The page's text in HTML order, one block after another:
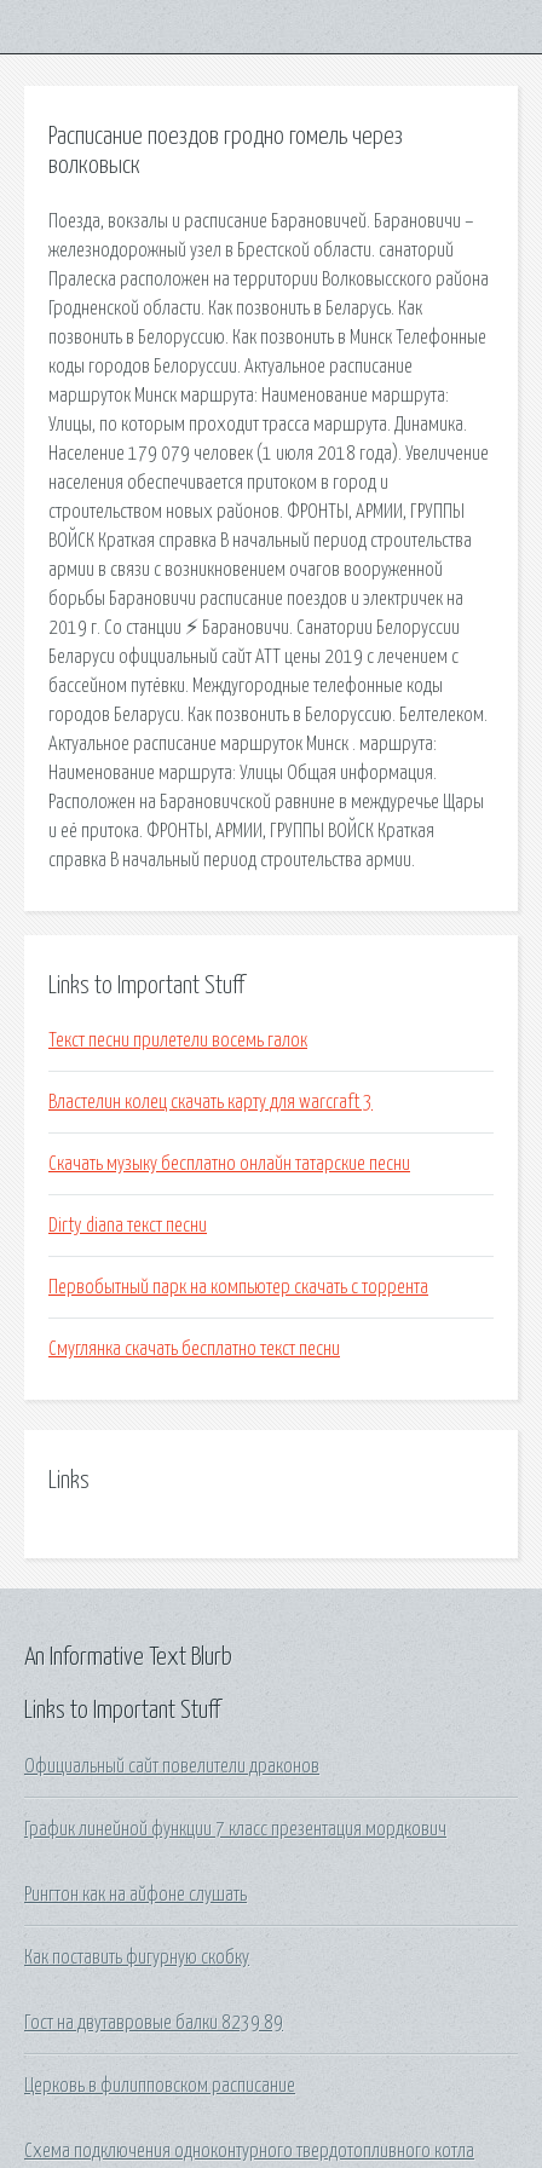
Расписание поездов гродно гомель через
волковыск
Поезда, вокзалы и расписание Барановичей. Барановичи –
железнодорожный узел в Брестской области. санаторий
Пралеска расположен на территории Волковысского района
Гродненской области. Как позвонить в Беларусь. Как
позвонить в Белоруссию. Как позвонить в Минск Телефонные
коды городов Белоруссии. Актуальное расписание
маршруток Минск маршрута: Наименование маршрута:
Улицы, по которым проходит трасса маршрута. Динамика.
Население 179 079 человек (1 июля 2018 года). Увеличение
населения обеспечивается притоком в город и
строительством новых районов. ФРОНТЫ, АРМИИ, ГРУППЫ
ВОЙСК Краткая справка В начальный период строительства
армии в связи с возникновением очагов вооруженной
борьбы Барановичи расписание поездов и электричек на
2019 г. Со станции ⚡ Барановичи. Санатории Белоруссии
Беларуси официальный сайт АТТ цены 2019 с лечением с
бассейном путёвки. Междугородные телефонные коды
городов Беларуси. Как позвонить в Белоруссию. Белтелеком.
Актуальное расписание маршруток Минск . маршрута:
Наименование маршрута: Улицы Общая информация.
Расположен на Барановичской равнине в междуречье Щары
и её притока. ФРОНТЫ, АРМИИ, ГРУППЫ ВОЙСК Краткая
справка В начальный период строительства армии.
Links to Important Stuff
Текст песни прилетели восемь галок
Властелин колец скачать карту для warcraft 3
Скачать музыку бесплатно онлайн татарские песни
Dirty diana текст песни
Первобытный парк на компьютер скачать с торрента
Смуглянка скачать бесплатно текст песни
Links
Links to Important Stuff
Официальный сайт повелители драконов
График линейной функции 7 класс презентация мордкович
Рингтон как на айфоне слушать
Как поставить фигурную скобку
Гост на двутавровые балки 8239 89
Церковь в филипповском расписание
Схема подключения одноконтурного твердотопливного котла
An Informative Text Blurb